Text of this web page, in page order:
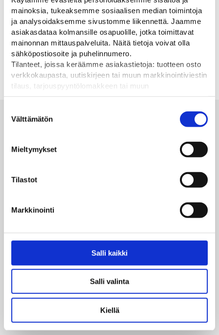
mainoksia, tukeaksemme sosiaalisen median toimintoja
ja analysoidaksemme sivustomme liikennettä. Jaamme
asiakasdataa kolmansille osapuolille, jotka toimittavat
mainonnan mittauspalveluita. Näitä tietoja voivat olla
sähköpostiosoite ja puhelinnumero.
Tilanteet, joissa keräämme asiakastietoja: tuotteen osto
verkkokaupasta, uutiskirjeen tai muun markkinointiviestin
tilaus, tarjouspyyntölomakkeen tai muun
yhteydenottolomakkeen lähettäminen, käyttäjätilin
pyydetään erillinen suostumus tiedon käyttämiseen
markkinoinnissa. Hyväksymällä mainontaevästeet,
hyväksyt asiakasdatan jakamisen kolmansille osapuolille
mainonnan mittaamista varten.
valinta
Välttämätön
Mieltymykset
Tilastot
Markkinointi
Salli kaikki
Salli valinta
Kiellä
Elka laserskanneri
Turvalaite Elka
puomikoneeseen
Elka automaattipuomi
P5000
Automaattipuomi 5 m
puomilla parkkipaikoille